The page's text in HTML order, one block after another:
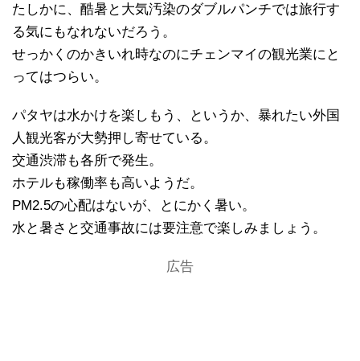
たしかに、酷暑と大気汚染のダブルパンチでは旅行す
る気にもなれないだろう。
せっかくのかきいれ時なのにチェンマイの観光業にと
ってはつらい。
パタヤは水かけを楽しもう、というか、暴れたい外国
人観光客が大勢押し寄せている。
交通渋滞も各所で発生。
ホテルも稼働率も高いようだ。
PM2.5の心配はないが、とにかく暑い。
水と暑さと交通事故には要注意で楽しみましょう。
広告